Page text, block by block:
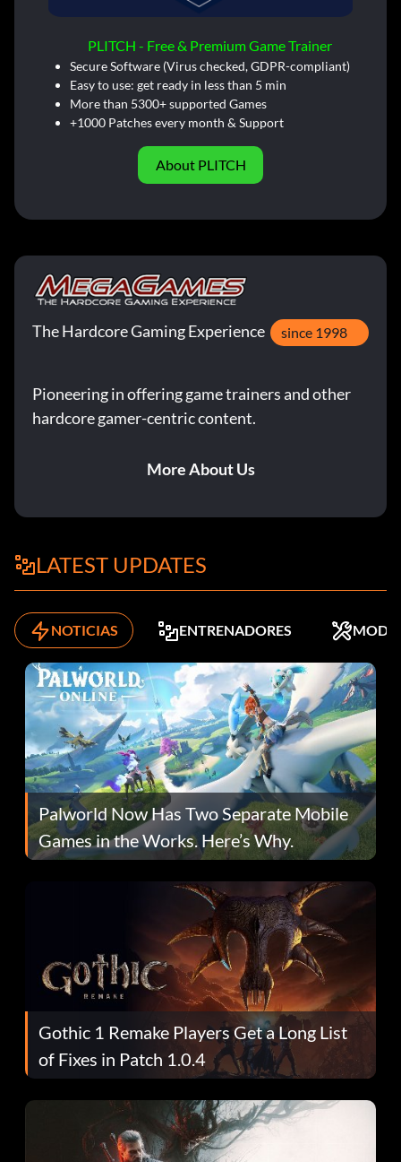
PLITCH - Free & Premium Game Trainer
Secure Software (Virus checked, GDPR-compliant)
Easy to use: get ready in less than 5 min
More than 5300+ supported Games
+1000 Patches every month & Support
About PLITCH
The Hardcore Gaming Experience since 1998
Pioneering in offering game trainers and other
hardcore gamer-centric content.
More About Us
LATEST UPDATES
NOTICIAS ENTRENADORES MODS
Palworld Now Has Two Separate Mobile
Games in the Works. Here’s Why.
Gothic 1 Remake Players Get a Long List
of Fixes in Patch 1.0.4